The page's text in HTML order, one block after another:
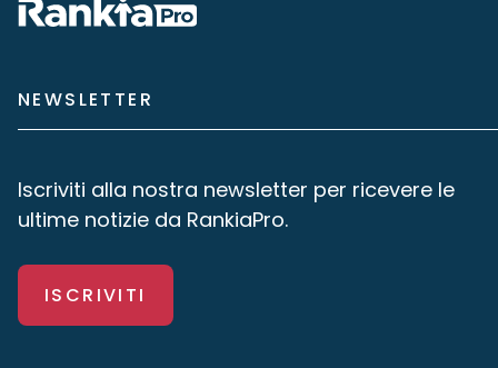
NEWSLETTER
Iscriviti alla nostra newsletter per ricevere le
ultime notizie da RankiaPro.
ISCRIVITI